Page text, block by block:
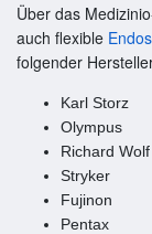
Über das
auch flexible
folgender
Karl Storz
Olympus
Richard Wolf
Stryker
Fujinon
Pentax